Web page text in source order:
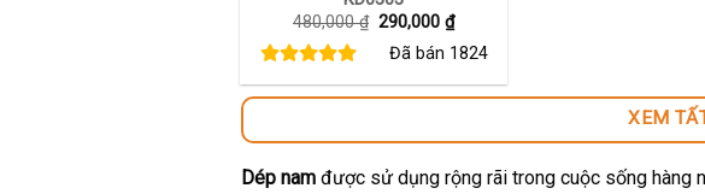
480,000₫ Giá
là:
290,000₫Giá
hiện
tại
290,000 ₫.
Đã bán 1824
XEM
Dép namđược sử dụng rộng rãi trong cuộc sống hàng